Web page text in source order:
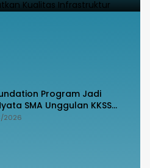
Program Jadi
SMA Unggulan KKSS
Generasi Berdaya Saing
2026